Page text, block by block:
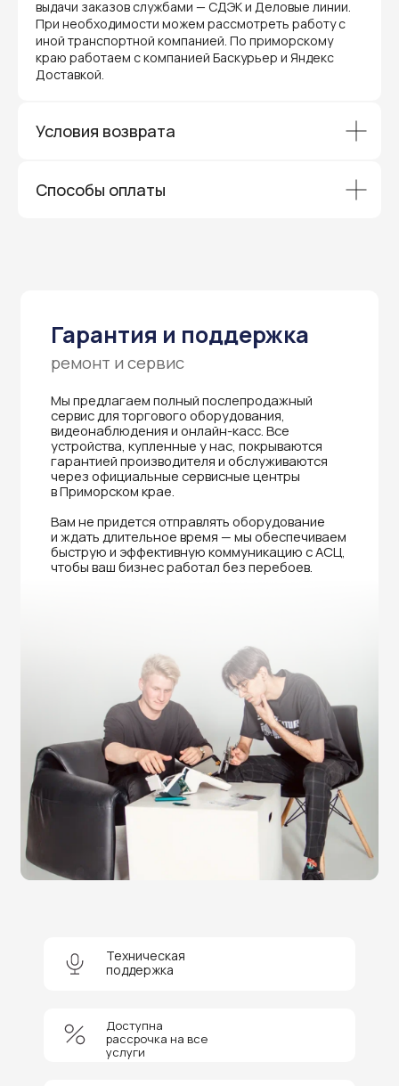
выдачи заказов службами — СДЭК и Деловые линии.
При необходимости можем рассмотреть работу с
иной транспортной компанией. По приморскому
краю работаем с компанией Баскурьер и Яндекс
Доставкой.
Условия возврата
Способы оплаты
видеонаблюдения и онлайн-касс. Все
устройства, купленные у нас, покрываются
гарантией производителя и обслуживаются
через официальные сервисные центры
в Приморском крае.
чтобы ваш бизнес работал без перебоев.
Техническая
поддержка
Доступна
рассрочка на все
услуги
Нужна помощь в выборе?
Оставьте заявку на бесплатную
консультацию и получите
скидку 5%
на покупку оборудования или
Соглашаюсь на обработку персональных данных